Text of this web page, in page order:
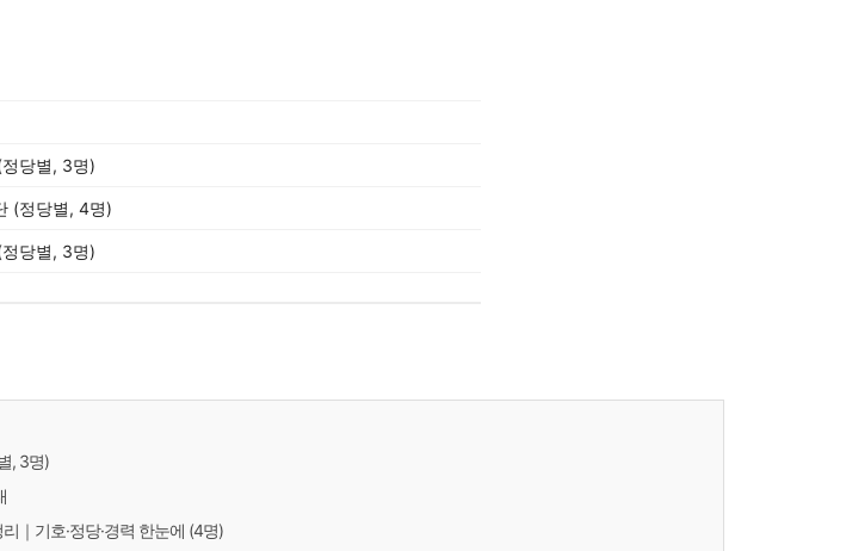
당별, 3명)
(정당별, 4명)
당별, 3명)
, 3명)
｜기호·정당·경력 한눈에 (4명)